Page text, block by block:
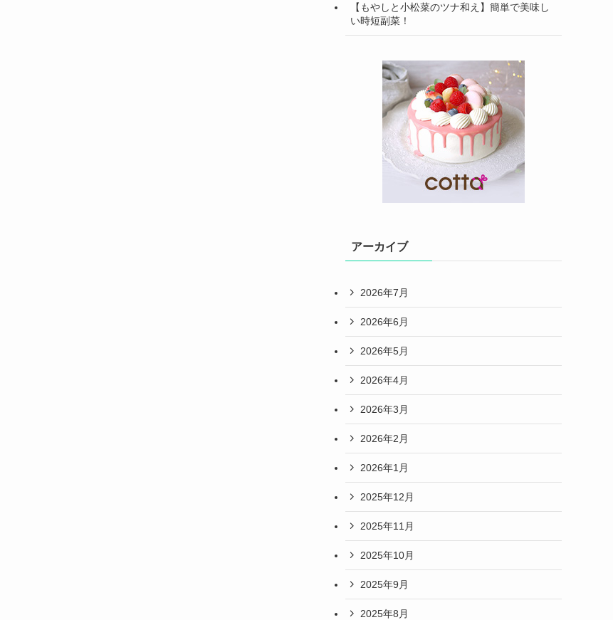
【もやしと小松菜のツナ和え】簡単で美味し
い時短副菜！
アーカイブ
2026年7月
2026年6月
2026年5月
2026年4月
2026年3月
2026年2月
2026年1月
2025年12月
2025年11月
2025年10月
2025年9月
2025年8月